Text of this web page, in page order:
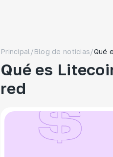
Principal /Blog de noticias/Qué
Qué es
red